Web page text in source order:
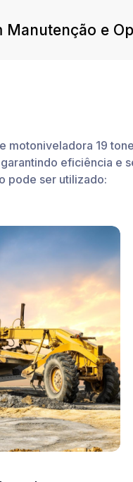
Manutenção e
motoniveladora 19
eficiência e
pode ser utilizado: